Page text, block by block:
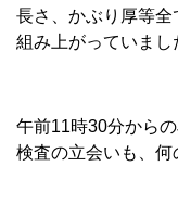
長さ、かぶり厚等
組み上がっていまし
午前11時30分から
検査の立会いも、何